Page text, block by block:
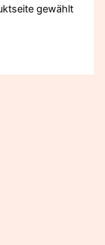
gewählt